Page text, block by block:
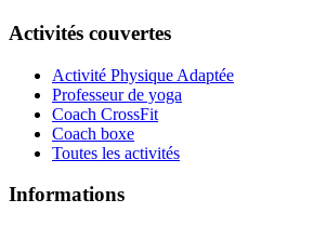
Activités couvertes
Activité Physique Adaptée
Professeur de yoga
Coach CrossFit
Coach boxe
Toutes les activités
Informations